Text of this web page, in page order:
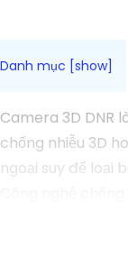
Camera 3D DNR
chống nhiễu 3D
ngoại suy để loại
từng chi tiết
sắc nét, rõ ràng